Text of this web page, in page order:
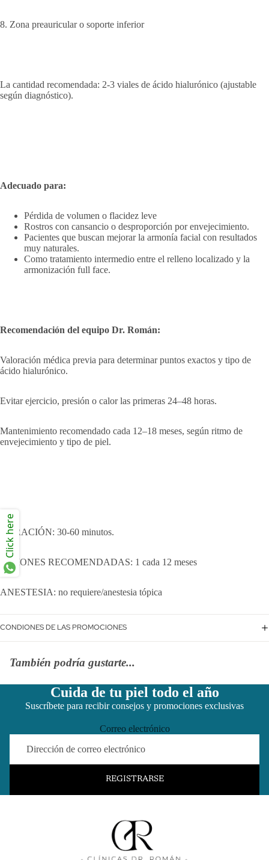
8. Zona preauricular o soporte inferior
La cantidad recomendada: 2-3 viales de ácido hialurónico (ajustable
según diagnóstico).
Adecuado para:
Pérdida de volumen o flacidez leve
Rostros con cansancio o desproporción por envejecimiento.
Pacientes que buscan mejorar la armonía facial con resultados
muy naturales.
Como tratamiento intermedio entre el relleno localizado y la
armonización full face.
Recomendación del equipo Dr. Román:
Valoración médica previa para determinar puntos exactos y tipo de
ácido hialurónico.
Evitar ejercicio, presión o calor las primeras 24–48 horas.
Mantenimiento recomendado cada 12–18 meses, según ritmo de
envejecimiento y tipo de piel.
DURACIÓN: 30-60 minutos.
SESIONES RECOMENDADAS: 1 cada 12 meses
ANESTESIA: no requiere/anestesia tópica
CONDIONES DE LAS PROMOCIONES
También podría gustarte...
Cuida de tu piel todo el año
Suscríbete para recibir consejos y promociones exclusivas
Correo electrónico
REGISTRARSE
Click here